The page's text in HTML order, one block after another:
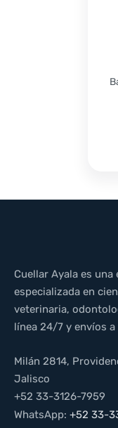
Cuellar Ayala es
especializada en
veterinaria,
línea 24/7 y envíos
Milán 2814,
Jalisco
+52 33-3126-7959
WhatsApp: +52 33-